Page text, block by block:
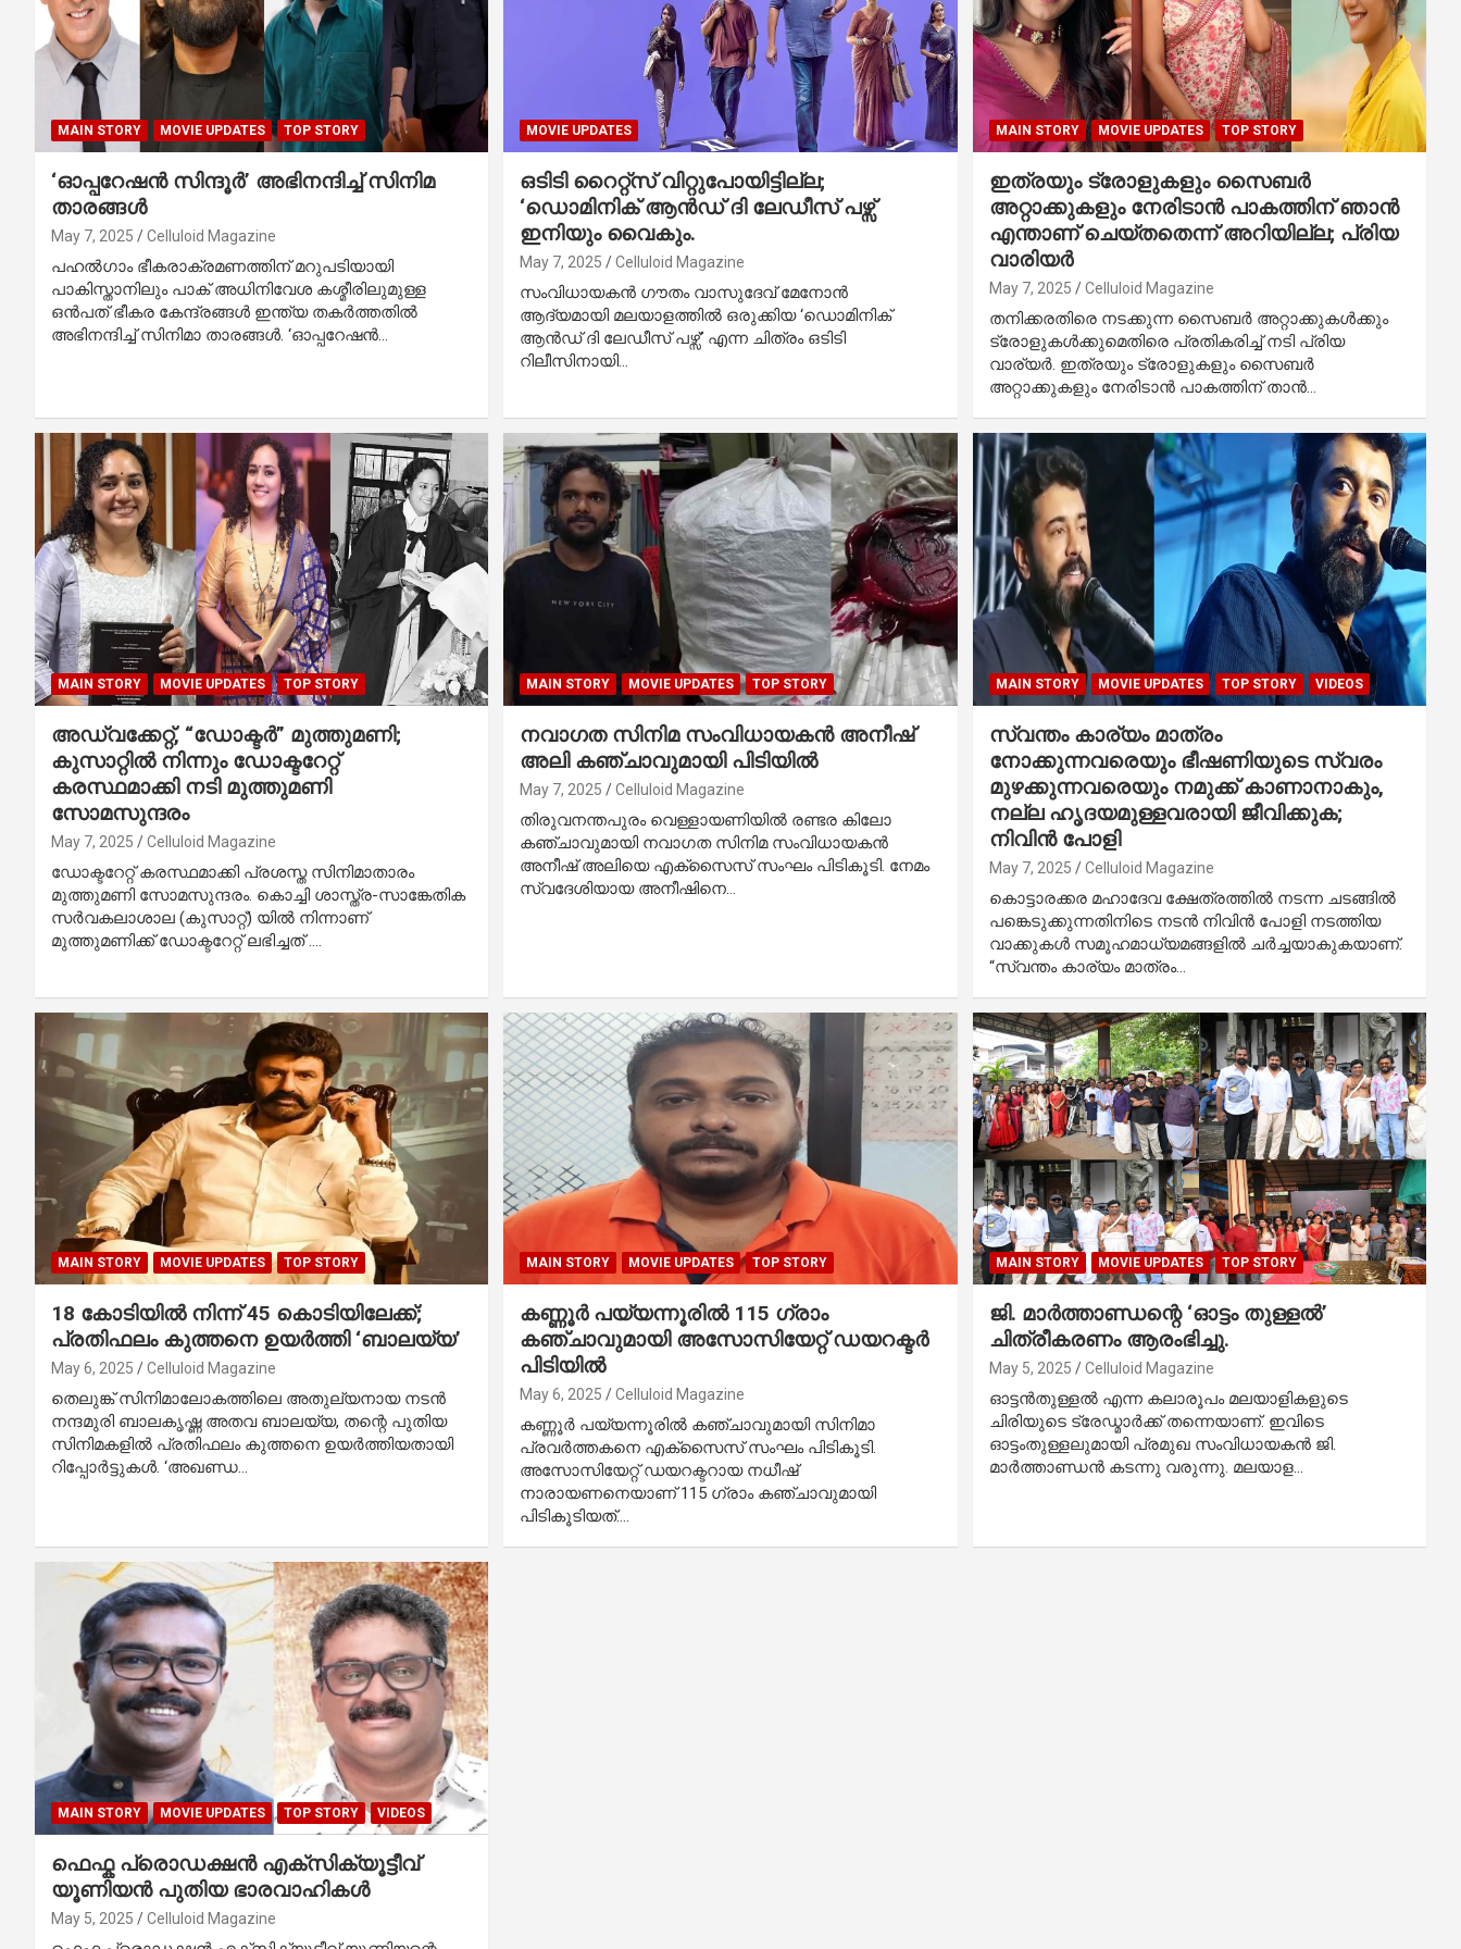
MAIN STORY MOVIE UPDATES TOP STORY
‘ഓപ്പറേഷൻ സിന്ദൂര്‍’ അഭിനന്ദിച്ച് സിനിമ
താരങ്ങൾ
May 7, 2025 Celluloid Magazine
പഹല്‍ഗാം ഭീകരാക്രമണത്തിന് മറുപടിയായി
പാകിസ്താനിലും പാക് അധിനിവേശ കശ്മീരിലുമുള്ള
ഒൻപത് ഭീകര കേന്ദ്രങ്ങൾ ഇന്ത്യ തകർത്തതിൽ
അഭിനന്ദിച്ച് സിനിമാ താരങ്ങൾ. ‘ഓപ്പറേഷൻ…
MOVIE UPDATES
ഒടിടി റൈറ്റ്സ് വിറ്റുപോയിട്ടില്ല;
‘ഡൊമിനിക് ആൻഡ് ദി ലേഡീസ് പഴ്സ്
ഇനിയും വൈകും.
May 7, 2025 Celluloid Magazine
സംവിധായകൻ ഗൗതം വാസുദേവ് മേനോൻ
ആദ്യമായി മലയാളത്തിൽ ഒരുക്കിയ ‘ഡൊമിനിക്
ആൻഡ് ദി ലേഡീസ് പഴ്സ്’ എന്ന ചിത്രം ഒടിടി
റിലീസിനായി…
MAIN STORY MOVIE UPDATES TOP STORY
ഇത്രയും ട്രോളുകളും സൈബർ
അറ്റാക്കുകളും നേരിടാൻ പാകത്തിന് ഞാൻ
എന്താണ് ചെയ്‌തതെന്ന് അറിയില്ല; പ്രിയ
വാരിയർ
May 7, 2025 Celluloid Magazine
തനിക്കരതിരെ നടക്കുന്ന സൈബർ അറ്റാക്കുകൾക്കും
ട്രോളുകൾക്കുമെതിരെ പ്രതികരിച്ച് നടി പ്രിയ
വാര്യർ. ഇത്രയും ട്രോളുകളും സൈബർ
അറ്റാക്കുകളും നേരിടാൻ പാകത്തിന് താൻ…
MAIN STORY MOVIE UPDATES TOP STORY
അഡ്വക്കേറ്റ്, “ഡോക്ടർ” മുത്തുമണി;
കുസാറ്റിൽ നിന്നും ഡോക്ടറേറ്റ്
കരസ്ഥമാക്കി നടി മുത്തുമണി
സോമസുന്ദരം
May 7, 2025 Celluloid Magazine
ഡോക്ടറേറ്റ് കരസ്ഥമാക്കി പ്രശസ്ത സിനിമാതാരം
മുത്തുമണി സോമസുന്ദരം. കൊച്ചി ശാസ്ത്ര-സാങ്കേതിക
സര്‍വകലാശാല (കുസാറ്റ്) യിൽ നിന്നാണ്
മുത്തുമണിക്ക് ഡോക്ടറേറ്റ് ലഭിച്ചത് .…
MAIN STORY MOVIE UPDATES TOP STORY
നവാഗത സിനിമ സംവിധായകൻ അനീഷ്
അലി കഞ്ചാവുമായി പിടിയിൽ
May 7, 2025 Celluloid Magazine
തിരുവനന്തപുരം വെള്ളായണിയിൽ രണ്ടര കിലോ
കഞ്ചാവുമായി നവാഗത സിനിമ സംവിധായകൻ
അനീഷ് അലിയെ എക്സൈസ് സംഘം പിടികൂടി. നേമം
സ്വദേശിയായ അനീഷിനെ…
MAIN STORY MOVIE UPDATES TOP STORY VIDEOS
സ്വന്തം കാര്യം മാത്രം
നോക്കുന്നവരെയും ഭീഷണിയുടെ സ്വരം
മുഴക്കുന്നവരെയും നമുക്ക് കാണാനാകും,
നല്ല ഹൃദയമുള്ളവരായി ജീവിക്കുക;
നിവിൻ പോളി
May 7, 2025 Celluloid Magazine
കൊട്ടാരക്കര മഹാദേവ ക്ഷേത്രത്തിൽ നടന്ന ചടങ്ങിൽ
പങ്കെടുക്കുന്നതിനിടെ നടൻ നിവിൻ പോളി നടത്തിയ
വാക്കുകൾ സമൂഹമാധ്യമങ്ങളിൽ ചർച്ചയാകുകയാണ്.
“സ്വന്തം കാര്യം മാത്രം…
MAIN STORY MOVIE UPDATES TOP STORY
18 കോടിയിൽ നിന്ന് 45 കൊടിയിലേക്ക്;
പ്രതിഫലം കുത്തനെ ഉയർത്തി ‘ബാലയ്യ’
May 6, 2025 Celluloid Magazine
തെലുങ്ക് സിനിമാലോകത്തിലെ അതുല്യനായ നടൻ
നന്ദമുരി ബാലകൃഷ്ണ അതവ ബാലയ്യ, തന്റെ പുതിയ
സിനിമകളിൽ പ്രതിഫലം കുത്തനെ ഉയർത്തിയതായി
റിപ്പോർട്ടുകൾ. ‘അഖണ്ഡ…
MAIN STORY MOVIE UPDATES TOP STORY
കണ്ണൂര്‍ പയ്യന്നൂരിൽ 115 ഗ്രാം
കഞ്ചാവുമായി അസോസിയേറ്റ് ഡയറക്ടർ
പിടിയിൽ
May 6, 2025 Celluloid Magazine
കണ്ണൂര്‍ പയ്യന്നൂരിൽ കഞ്ചാവുമായി സിനിമാ
പ്രവര്‍ത്തകനെ എക്സൈസ് സംഘം പിടികൂടി.
അസോസിയേറ്റ് ഡയറക്ടറായ നധീഷ്‌
നാരായണനെയാണ് 115 ഗ്രാം കഞ്ചാവുമായി
പിടികൂടിയത്.…
MAIN STORY MOVIE UPDATES TOP STORY
ജി. മാർത്താണ്ഡന്റെ ‘ഓട്ടം തുള്ളൽ’
ചിത്രീകരണം ആരംഭിച്ചു.
May 5, 2025 Celluloid Magazine
ഓട്ടൻതുള്ളൽ എന്ന കലാരൂപം മലയാളികളുടെ
ചിരിയുടെ ട്രേഡ്മാർക്ക് തന്നെയാണ്. ഇവിടെ
ഓട്ടംതുള്ളലുമായി പ്രമുഖ സംവിധായകൻ ജി.
മാർത്താണ്ഡൻ കടന്നു വരുന്നു. മലയാള…
MAIN STORY MOVIE UPDATES TOP STORY VIDEOS
ഫെഫ്ക പ്രൊഡക്ഷൻ എക്സിക്യൂട്ടീവ്
യൂണിയൻ പുതിയ ഭാരവാഹികൾ
May 5, 2025 Celluloid Magazine